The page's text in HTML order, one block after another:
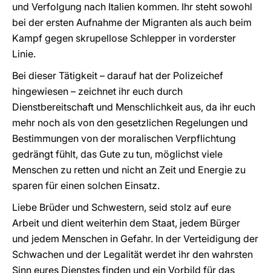
und Verfolgung nach Italien kommen. Ihr steht sowohl
bei der ersten Aufnahme der Migranten als auch beim
Kampf gegen skrupellose Schlepper in vorderster
Linie.
Bei dieser Tätigkeit – darauf hat der Polizeichef
hingewiesen – zeichnet ihr euch durch
Dienstbereitschaft und Menschlichkeit aus, da ihr euch
mehr noch als von den gesetzlichen Regelungen und
Bestimmungen von der moralischen Verpflichtung
gedrängt fühlt, das Gute zu tun, möglichst viele
Menschen zu retten und nicht an Zeit und Energie zu
sparen für einen solchen Einsatz.
Liebe Brüder und Schwestern, seid stolz auf eure
Arbeit und dient weiterhin dem Staat, jedem Bürger
und jedem Menschen in Gefahr. In der Verteidigung der
Schwachen und der Legalität werdet ihr den wahrsten
Sinn eures Dienstes finden und ein Vorbild für das